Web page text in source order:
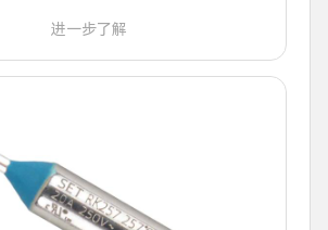
进一步了解